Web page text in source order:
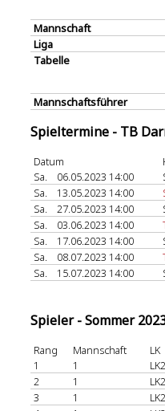
Mannschaft
Liga
Tabelle
Mannschaftsführer
Spieltermine - TB
Datum
Sa.
06.05.2023 14:00
Sa.
13.05.2023 14:00
Sa.
27.05.2023 14:00
Sa.
03.06.2023 14:00
Sa.
17.06.2023 14:00
Sa.
08.07.2023 14:00
Sa.
15.07.2023 14:00
Spieler - Sommer
Rang Mannschaft LK
1
1
2
1
3
1